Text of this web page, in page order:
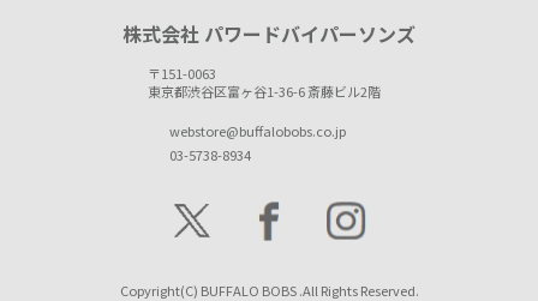
株式会社 パワードバイパーソンズ
〒151-0063
東京都渋谷区富ヶ谷1-36-6 斎藤ビル2階
webstore@buffalobobs.co.jp
03-5738-8934
Copyright(C) BUFFALO BOBS .All Rights Reserved.